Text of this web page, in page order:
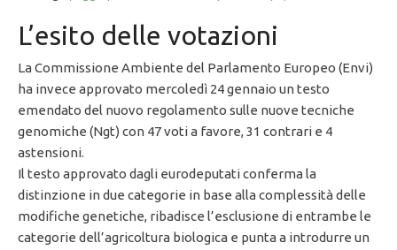
L’esito delle votazioni
La Commissione Ambiente del Parlamento Europeo (Envi)
ha invece approvato mercoledì 24 gennaio un testo
emendato del nuovo regolamento sulle nuove tecniche
genomiche (Ngt) con 47 voti a favore, 31 contrari e 4
astensioni.
Il testo approvato dagli eurodeputati conferma la
distinzione in due categorie in base alla complessità delle
modifiche genetiche, ribadisce l’esclusione di entrambe le
categorie dell’agricoltura biologica e punta a introdurre un